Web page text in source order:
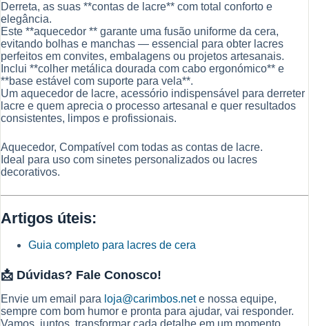
Derreta, as suas **contas de lacre** com total conforto e
elegância.
Este **aquecedor ** garante uma fusão uniforme da cera,
evitando bolhas e manchas — essencial para obter lacres
perfeitos em convites, embalagens ou projetos artesanais.
Inclui **colher metálica dourada com cabo ergonómico** e
**base estável com suporte para vela**.
Um aquecedor de lacre, acessório indispensável para derreter
lacre e quem aprecia o processo artesanal e quer resultados
consistentes, limpos e profissionais.
Aquecedor, Compatível com todas as contas de lacre.
Ideal para uso com sinetes personalizados ou lacres
decorativos.
Artigos úteis:
Guia completo para lacres de cera
📩 Dúvidas? Fale Conosco!
Envie um email para loja@carimbos.nete nossa equipe,
sempre com bom humor e pronta para ajudar, vai responder.